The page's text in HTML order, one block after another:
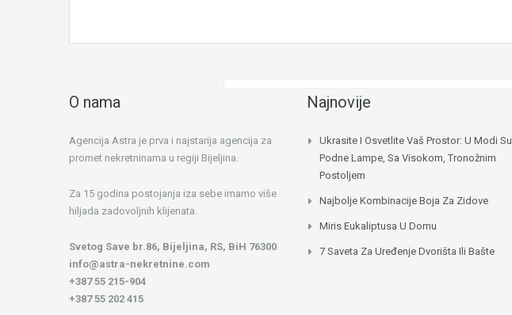
O nama
Agencija Astra je prva i najstarija agencija za
promet nekretninama u regiji Bijeljina.
Za 15 godina postojanja iza sebe imamo više
hiljada zadovoljnih klijenata.
Svetog Save br.86, Bijeljina, RS, BiH 76300
info@astra-nekretnine.com
+387 55 215-904
+387 55 202 415
Najnovije
Ukrasite I Osvetlite Vaš Prostor: U Modi Su
Podne Lampe, Sa Visokom, Tronožnim
Postoljem
Najbolje Kombinacije Boja Za Zidove
Miris Eukaliptusa U Domu
7 Saveta Za Uređenje Dvorišta Ili Bašte